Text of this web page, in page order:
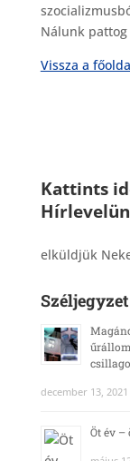
Nálunk pattog
Vissza a
Kattints
elküldjük
Széljegyzet
december 13, 2021
Öt év –